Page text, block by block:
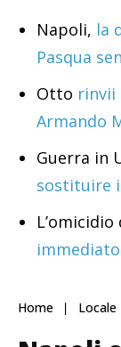
Napoli, la
Pasqua
Otto rinvii
Armando
Guerra in
sostituire
Home Locale